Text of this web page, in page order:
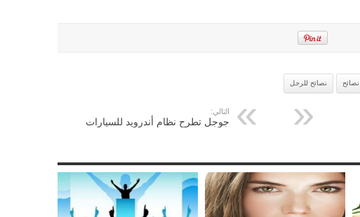
نصائح نصائح للرجل
التالي:
جوجل تطرح نظام أندرويد للسيارات